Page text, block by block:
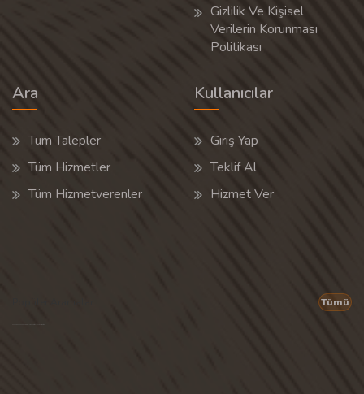
Gizlilik Ve Kişisel
Verilerin Korunması
Politikası
Ara
Tüm Talepler
Tüm Hizmetler
Tüm Hizmetverenler
Kullanıcılar
Giriş Yap
Teklif Al
Hizmet Ver
Tümü